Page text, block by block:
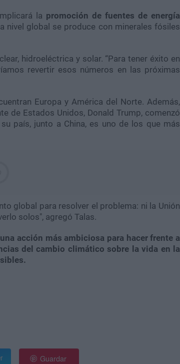
la promoción de fuentes de energía
nivel global se produce con minerales fósiles
hidroeléctrica y solar. “Para tener éxito en
revertir esos números en las próximas
Europa y América del Norte. Además,
de Estados Unidos, Donald Trump, comenzó
su país, junto a China, es uno de los que más
global para resolver el problema: ni la Unión
solos", agregó Talas.
acción más ambiciosa para hacer frente a
del cambio climático sobre la vida en la
Guardar